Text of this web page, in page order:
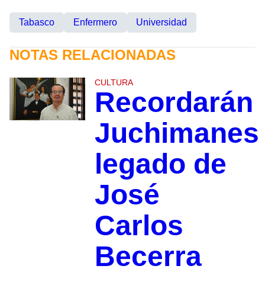
Tabasco Enfermero Universidad
NOTAS RELACIONADAS
CULTURA
Recordarán
Juchimanes
legado de
José
Carlos
Becerra